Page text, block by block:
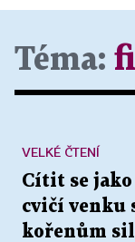
Téma:
Cítit se
cvičí venku
kořenům
VELKÉ ČTENÍ